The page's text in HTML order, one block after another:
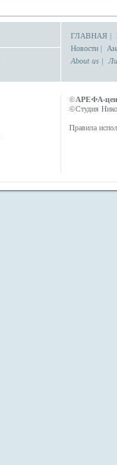
ГЛАВНАЯ |
Новости |
About us |
©АРЕФА-
©Студия
Правила